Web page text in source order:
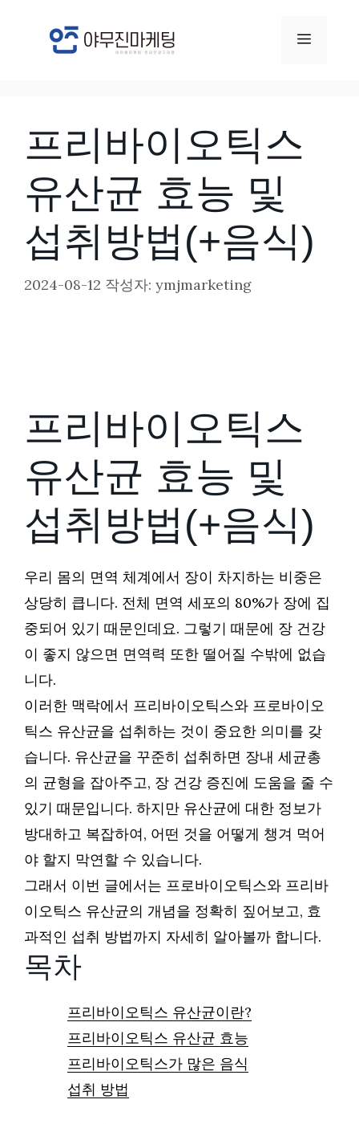
메
프리바이오틱스
유산균 효능 및
섭취방법(+음식)
2024-08-12 작성자: ymjmarketing
프리바이오틱스
유산균 효능 및
섭취방법(+음식)
우리 몸의 면역 체계에서 장이 차지하는 비중은
상당히 큽니다. 전체 면역 세포의 80%가 장에 집
중되어 있기 때문인데요. 그렇기 때문에 장 건강
이 좋지 않으면 면역력 또한 떨어질 수밖에 없습
니다.
이러한 맥락에서 프리바이오틱스와 프로바이오
틱스 유산균을 섭취하는 것이 중요한 의미를 갖
습니다. 유산균을 꾸준히 섭취하면 장내 세균총
의 균형을 잡아주고, 장 건강 증진에 도움을 줄 수
있기 때문입니다. 하지만 유산균에 대한 정보가
방대하고 복잡하여, 어떤 것을 어떻게 챙겨 먹어
야 할지 막연할 수 있습니다.
그래서 이번 글에서는 프로바이오틱스와 프리바
이오틱스 유산균의 개념을 정확히 짚어보고, 효
과적인 섭취 방법까지 자세히 알아볼까 합니다.
목차
프리바이오틱스 유산균이란?
프리바이오틱스 유산균 효능
프리바이오틱스가 많은 음식
섭취 방법